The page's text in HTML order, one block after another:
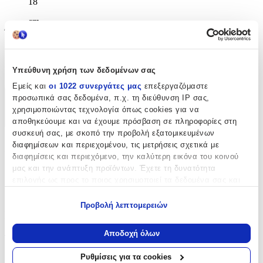
Υπεύθυνη χρήση των δεδομένων σας
Εμείς και οι 1022 συνεργάτες μας επεξεργαζόμαστε
προσωπικά σας δεδομένα, π.χ. τη διεύθυνση IP σας,
χρησιμοποιώντας τεχνολογία όπως cookies για να
αποθηκεύουμε και να έχουμε πρόσβαση σε πληροφορίες στη
συσκευή σας, με σκοπό την προβολή εξατομικευμένων
διαφημίσεων και περιεχομένου, τις μετρήσεις σχετικά με
διαφημίσεις και περιεχόμενο, την καλύτερη εικόνα του κοινού
μας και την ανάπτυξη προϊόντων. Έχετε τη δυνατότητα
Να συλλέξουμε πληροφορίες σχετικά με τη γεωγραφική
σας τοποθεσία, οι οποίες μπορεί να είναι ακριβείς σε
απόσταση μερικών μέτρων
Προβολή λεπτομερειών
Αποδοχή όλων
Ρυθμίσεις για τα cookies
cm
Ύψος:
30
cm
Χαρακτηριστικά
+
Χαρακτηριστικά
Κατασκευαστής:
Τύπος